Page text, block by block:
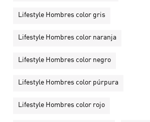
Lifestyle Hombres color gris
Lifestyle Hombres color naranja
Lifestyle Hombres color negro
Lifestyle Hombres color púrpura
Lifestyle Hombres color rojo